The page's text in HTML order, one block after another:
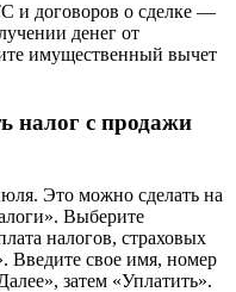
и договоров о сделке —
денег от
имущественный вычет
налог с продажи
Это можно сделать на
Выберите
налогов, страховых
Введите свое имя, номер
затем «Уплатить».